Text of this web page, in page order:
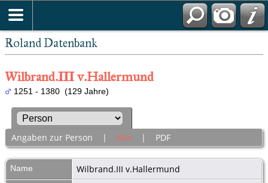
Roland Datenbank
Wilbrand.III v.Hallermund
1251 - 1380 (129 Jahre)
Angaben zur Person | Alle | PDF
Name Wilbrand.III v.Hallermund